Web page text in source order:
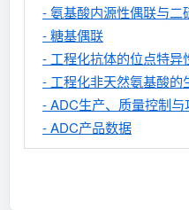
- 氨基酸内源性偶联与二
- 糖基偶联
- 工程化抗体的位点特异
- 工程化非天然氨基酸的
- ADC生产、质量控制
- ADC产品数据